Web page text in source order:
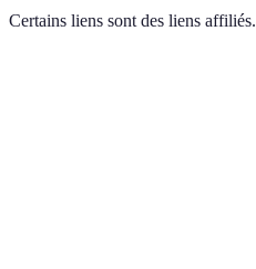
Certains liens sont des liens affiliés.